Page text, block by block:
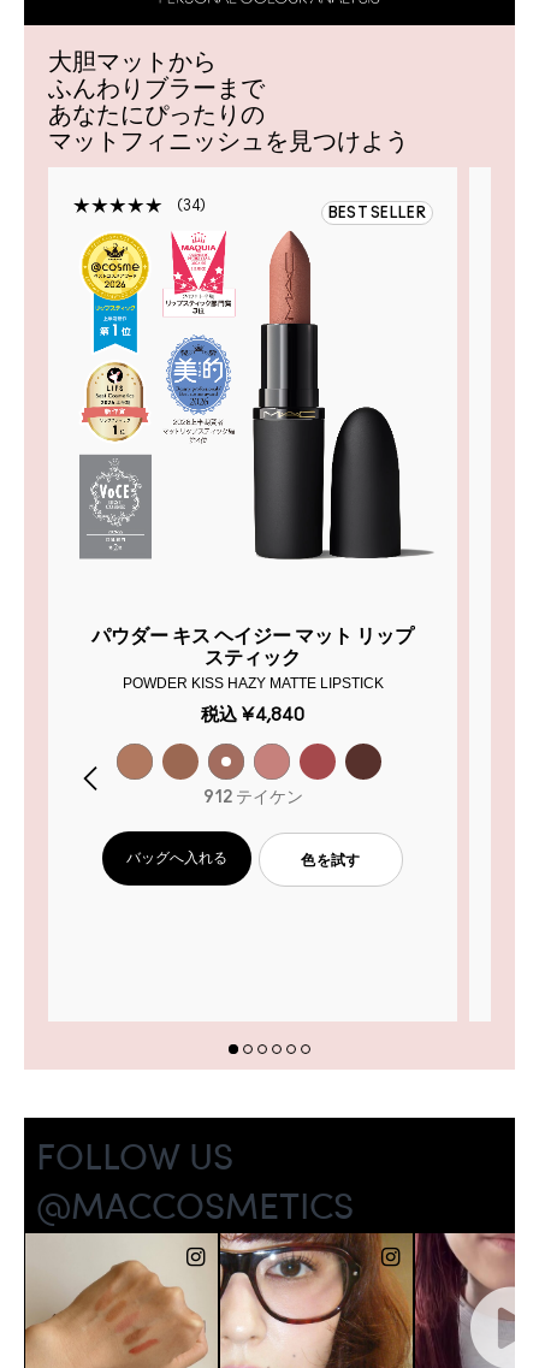
大胆マットから
ふんわりブラーまで
あなたにぴったりの
マットフィニッシュを見つけよう
34 BEST SELLER
パウダー キス ヘイジー マット リップ
スティック
POWDER KISS HAZY MATTE LIPSTICK
税込 ¥4,840
912 テイケン
バッグへ入れる 色を試す